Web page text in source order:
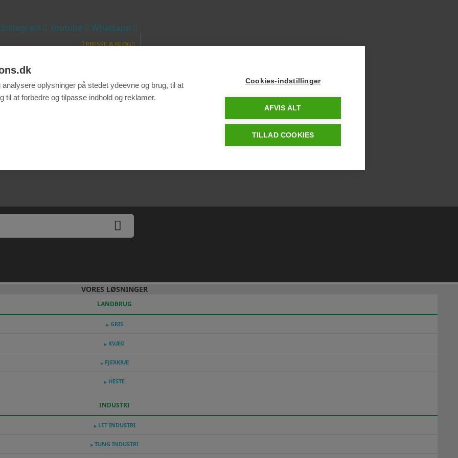
Instagram Youtube Whatsapp
PRESSE & BLOG
PrivatlivspolitikKontakt os
VORES LØSNINGER
LANDBRUG
▶ GRIS
▶ KVÆG
▶ FJERKRÆ
▶ HESTE
INDUSTRI
▶ LET INDUSTRI
▶ TUNG INDUSTRI
oplysninger på stedet ydeevne og brug, til at
til at forbedre og tilpasse indhold og reklamer.
Cookies-indstillinger
AFVIS ALT
TILLAD COOKIES